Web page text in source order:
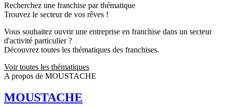
Recherchez une franchise par thématique
Trouvez le secteur de vos rêves !
Vous souhaitez ouvrir une entreprise en franchise dans un secteur
d'activité particulier ?
Découvrez toutes les thématiques des franchises.
Voir toutes les thématiques
A propos de MOUSTACHE
MOUSTACHE